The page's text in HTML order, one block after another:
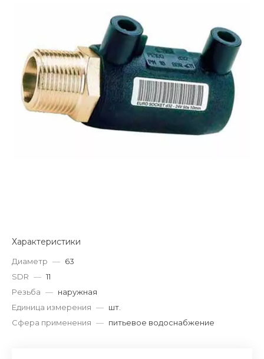
Характеристики
Диаметр — 63
SDR — 11
Резьба — наружная
Единица измерения — шт.
Сфера применения — питьевое водоснабжение